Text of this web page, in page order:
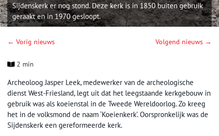
Sijdenskerk er nog stond. Deze kerk is in 1850 buiten gebruik
geraakt en in 1970 gesloopt.
← Vorig nieuws Volgend nieuws →
2 min
Archeoloog Jasper Leek, medewerker van de archeologische
dienst West-Friesland, legt uit dat het leegstaande kerkgebouw in
gebruik was als koeienstal in de Tweede Wereldoorlog. Zo kreeg
het in de volksmond de naam ‘Koeienkerk’. Oorspronkelijk was de
Sijdenskerk een gereformeerde kerk.